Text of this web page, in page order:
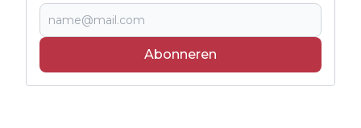
Abonneren